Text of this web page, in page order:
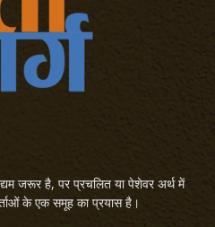
जरूर है, पर प्रचलित या पेशेवर अर्थ में
के एक समूह का प्रयास है।